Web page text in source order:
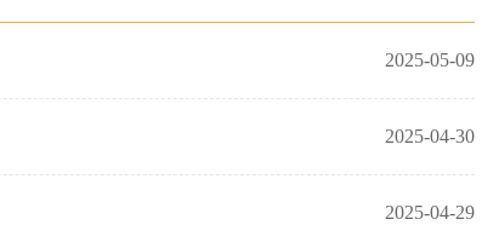
2025-05-09
2025-04-30
2025-04-29